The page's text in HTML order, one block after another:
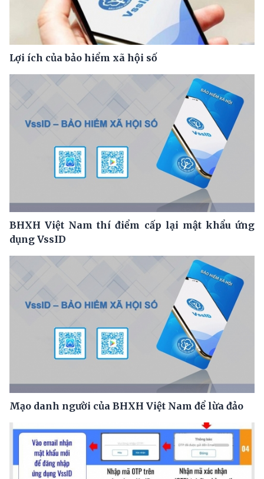
Lợi ích của bảo hiểm xã hội số
BHXH Việt Nam thí điểm cấp lại mật khẩu ứng
dụng VssID
Mạo danh người của BHXH Việt Nam để lừa đảo